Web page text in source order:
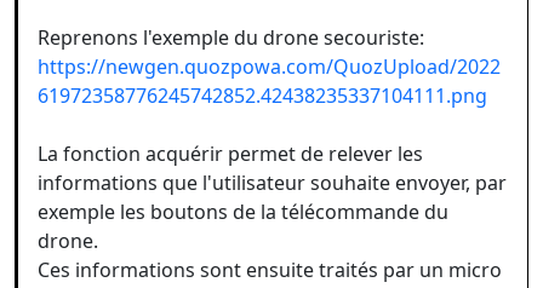
Reprenons l'exemple du drone secouriste:
https://newgen.quozpowa.com/QuozUpload/2022
61972358776245742852.42438235337104111.png
La fonction acquérir permet de relever les
informations que l'utilisateur souhaite envoyer, par
exemple les boutons de la télécommande du
drone.
Ces informations sont ensuite traités par un micro